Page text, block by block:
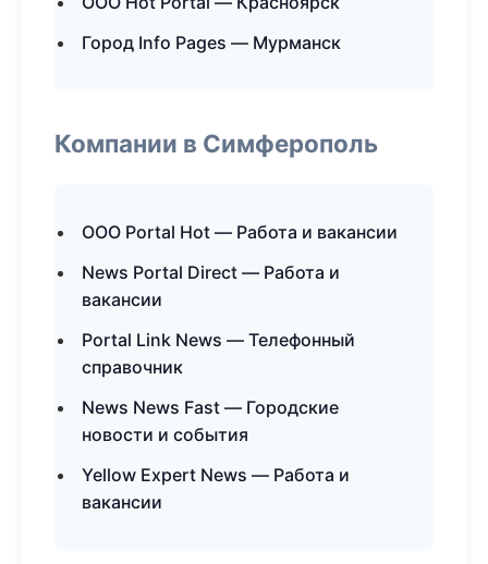
Город Info Pages — Мурманск
Компании в Симферополь
ООО Portal Hot — Работа и вакансии
News Portal Direct — Работа и
вакансии
Portal Link News — Телефонный
справочник
News News Fast — Городские
новости и события
Yellow Expert News — Работа и
вакансии